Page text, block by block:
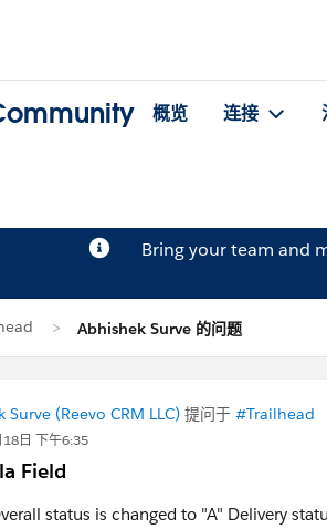
概览 连接
Bring your team and
Abhishek Surve 的问题
Surve (Reevo CRM LLC) 提问于 #Trailhead
日 下午6:35
Field
status is changed to "A" Delivery